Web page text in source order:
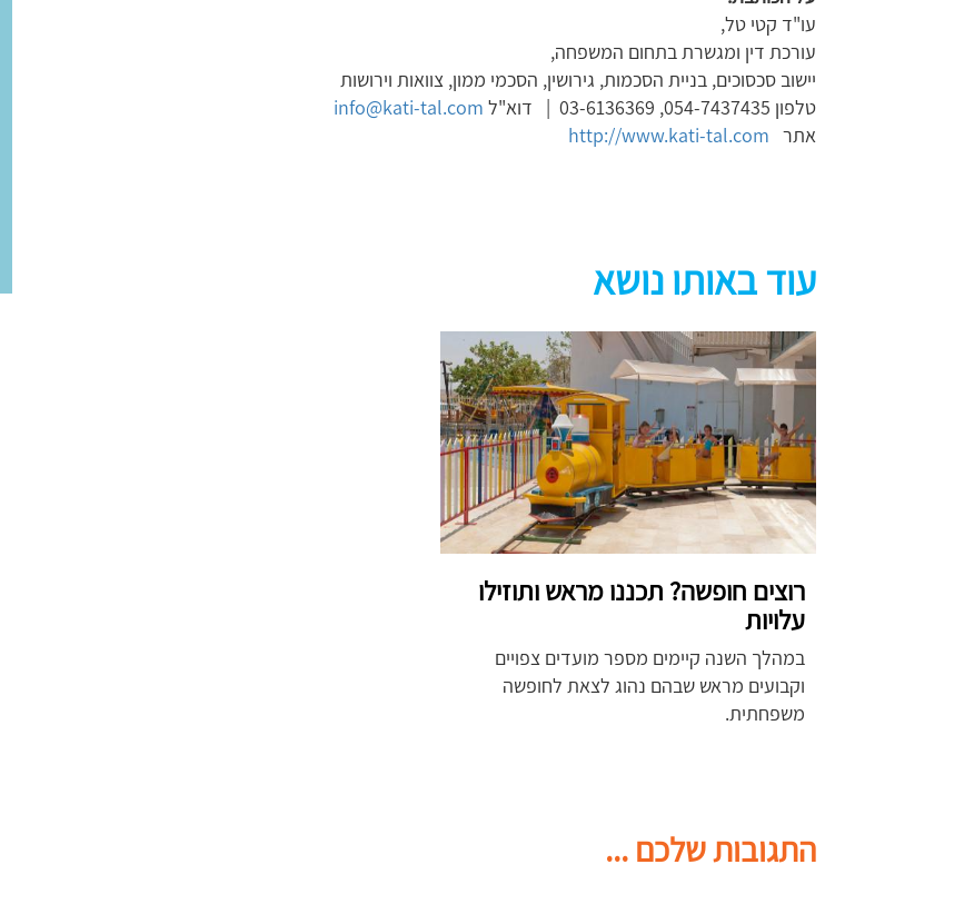
עו"ד קטי טל,
עורכת דין ומגשרת בתחום המשפחה,
יישוב סכסוכים, בניית הסכמות, גירושין, הסכמי ממון, צוואות וירושות
טלפון 054-7437435, 03-6136369 | דוא"ל
info@kati-tal.com
אתר http://www.kati-tal.com
עוד באותו נושא
רוצים חופשה? תכננו מראש ותוזילו
עלויות
במהלך השנה קיימים מספר מועדים צפויים
וקבועים מראש שבהם נהוג לצאת לחופשה
משפחתית.
התגובות שלכם ...